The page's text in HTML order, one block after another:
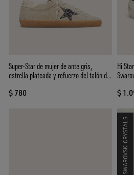
Super-Star de mujer de ante gris,
estrella plateada y refuerzo del talón de
$ 780
Hi Star con estrella con cristales
$
SWAROVSKI CRYSTALS